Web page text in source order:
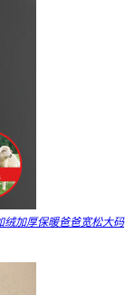
绒加厚保暖爸爸宽松大码